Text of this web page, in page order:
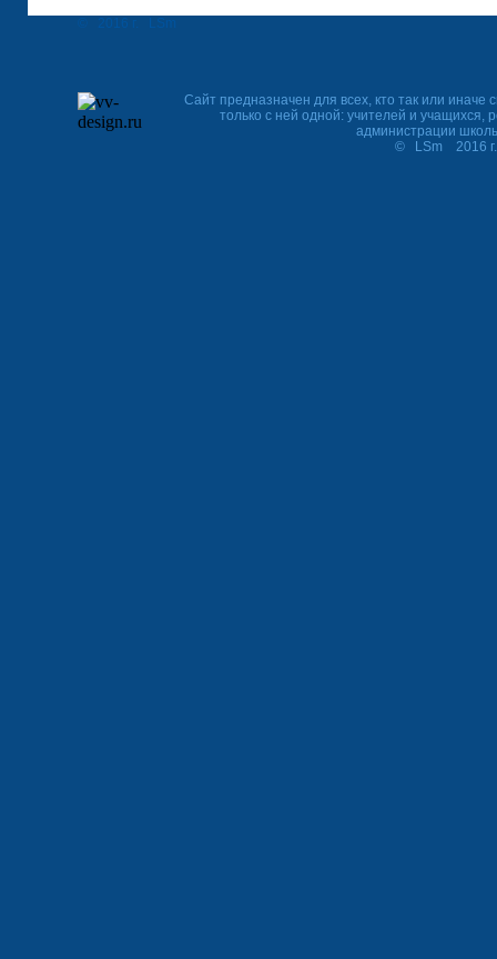
© 2016 г. LSm
Сайт предназначен для всех, кто так или иначе
только с ней одной: учителей и учащихся,
администрации
© LSm 2016 г.